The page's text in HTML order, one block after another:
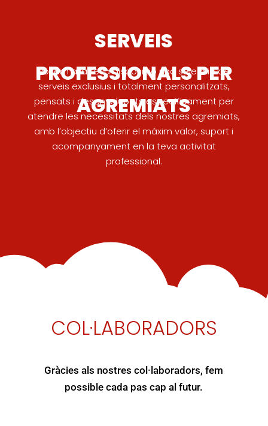
SERVEIS
PROFESSIONALS PER
AGREMIATS
Posem a la teva disposició una selecció de
serveis exclusius i totalment personalitzats,
pensats i desenvolupats específicament per
atendre les necessitats dels nostres agremiats,
amb l’objectiu d’oferir el màxim valor, suport i
acompanyament en la teva activitat
professional.
COL·LABORADORS
Gràcies als nostres col·laboradors, fem
possible cada pas cap al futur.